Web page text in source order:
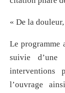
« De la
Le programme
suivie d’une
interventions
l’ouvrage